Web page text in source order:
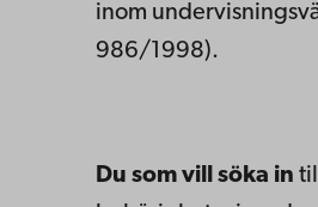
inom
986/1998).
Du som vill söka in